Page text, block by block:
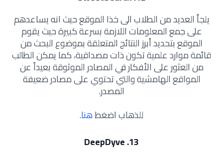
يلجأ العديد من الطلاب الى خذا الموقع حيث انه يساعدهم
على جمع المعلومات اللازمة بسرعة كبيرة حيث يقوم
الموقع بتحديد أبرز النتائج المتعلقة بموضوع البحث من
قائمة موارد علمية تكون ذات مصداقية، كما يمكن الطالب
من العثور على الأفكار في المصادر الموثوقة بعيداً عن
المواقع الهامشية والتي تحتوي على مصادر ضعيفة
المصدر.
للذهاب اضغطهنا.
13. DeepDyve